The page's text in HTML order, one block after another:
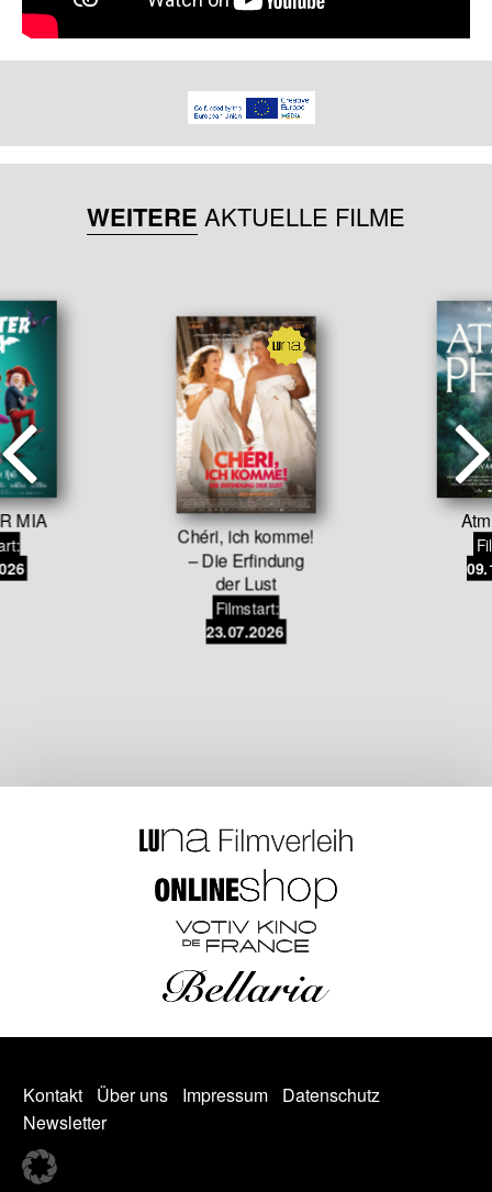
WEITERE AKTUELLE FILME
MIA
Chéri, ich komme!
– Die Erfindung
der Lust
Filmstart:
23.07.2026
Kontakt Über uns Impressum
Datenschutz
Newsletter